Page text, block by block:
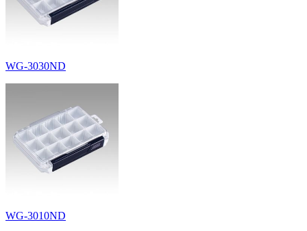
WG-3030ND
WG-3010ND